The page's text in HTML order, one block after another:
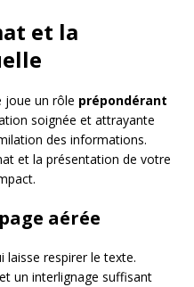
et la
joue un rôle prépondérant
soignée et attrayante
des informations.
et la présentation de votre
aérée
laisse respirer le texte.
un interlignage suffisant